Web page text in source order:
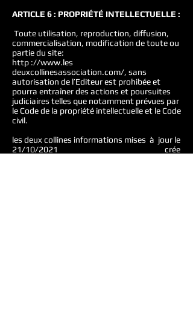
ARTICLE 6 : PROPRIÉTÉ INTELLECTUELLE :
Toute utilisation, reproduction, diffusion,
commercialisation, modification de toute ou
partie du site:
http ://www.les
deuxcollinesassociation.com/, sans
autorisation de l’Editeur est prohibée et
pourra entraîner des actions et poursuites
judiciaires telles que notamment prévues par
le Code de la propriété intellectuelle et le Code
civil.
les deux collines informations mises à jour le
21/10/2021 crée